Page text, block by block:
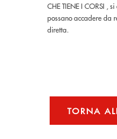
CHE TIENE I CORSI ,
possano accadere da
diretta.
TORNA